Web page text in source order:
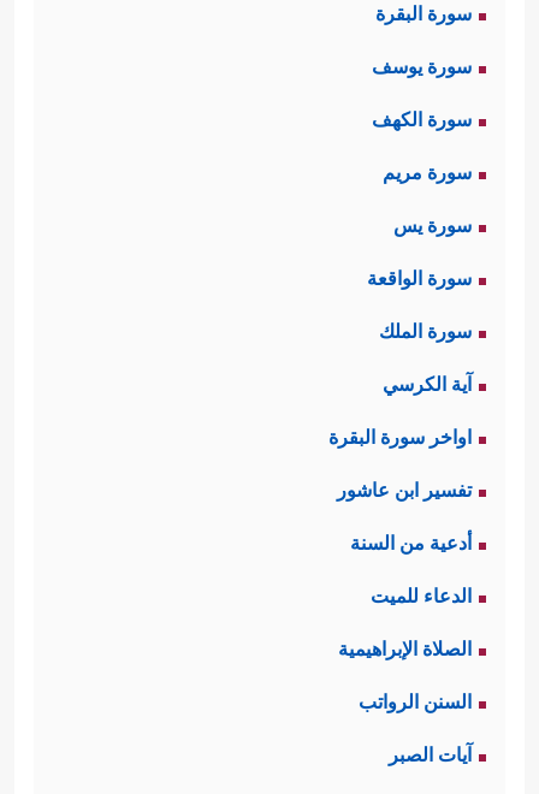
القرآن قصَّة الإصلاح هذه بقوله:
ٱمۡرَأَتُ عِمۡرَ ٰ⁠نَ رَبِّ إِنِّی نَذَرۡتُ لَكَ مَا فِی بَطۡنِی مُحَرَّرࣰا
بمستوى عالٍ من الورع؛ بحيث لا يمكن
معه أن تُدخِل في جوفها شيئًا من
الحرام؛ ولذلك كافأها الله تعالى بقوله:
﴿فَتَقَبَّلَهَا رَبُّهَا بِقَبُولٍ حَسَنࣲ وَأَنۢبَتَهَا نَبَاتًا حَسَنࣰا﴾
وفي الإنبات الحسن من معاني الرعاية
والحماية ما لا يخفى، وكان من ذلك أن
سخَّر لها نبيًّا من الأنبياء ليقوم بكفالتها
سورة البقرة
سورة يوسف
سورة الكهف
سورة مريم
سورة يس
سورة الواقعة
سورة الملك
آية الكرسي
اواخر سورة البقرة
تفسير ابن عاشور
أدعية من السنة
الدعاء للميت
الصلاة الإبراهيمية
السنن الرواتب
آيات الصبر